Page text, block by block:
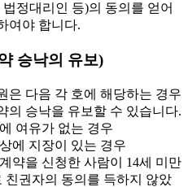
정대리인 등)의 동의를 얻어
여야 합니다.
승낙의 유보)
은 다음 각 호에 해당하는 경우
의 승낙을 유보할 수 있습니다.
여유가 없는 경우
에 지장이 있는 경우
약을 신청한 사람이 14세 미만
친권자의 동의를 득하지 않았